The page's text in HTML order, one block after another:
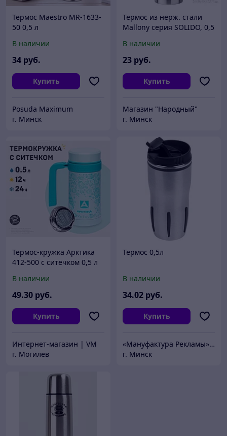
Термос Maestro MR-1633-
50 0,5 л
В наличии
34 руб.
Купить
Posuda Maximum
г. Минск
Термос из нерж. стали
Mallony серия SOLIDO, 0,5
В наличии
23 руб.
Купить
Магазин "Народный"
г. Минск
Термос-кружка Арктика
412-500 с ситечком 0,5 л
В наличии
49.30 руб.
Купить
Интернет-магазин | VM
г. Могилев
Термос 0,5л
В наличии
34.02 руб.
Купить
«Мануфактура Рекламы» работаем только по безналичному расчету
г. Минск